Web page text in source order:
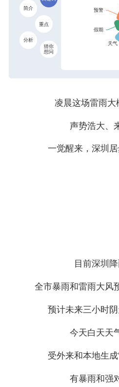
简介
重点
分析
猜你
想问
凌晨这场雷雨大
声势浩大、
一觉醒来，深圳
目前深圳
全市暴雨和雷雨大风
预计未来三小时
今天白天天
受外来和本地生
有暴雨和强